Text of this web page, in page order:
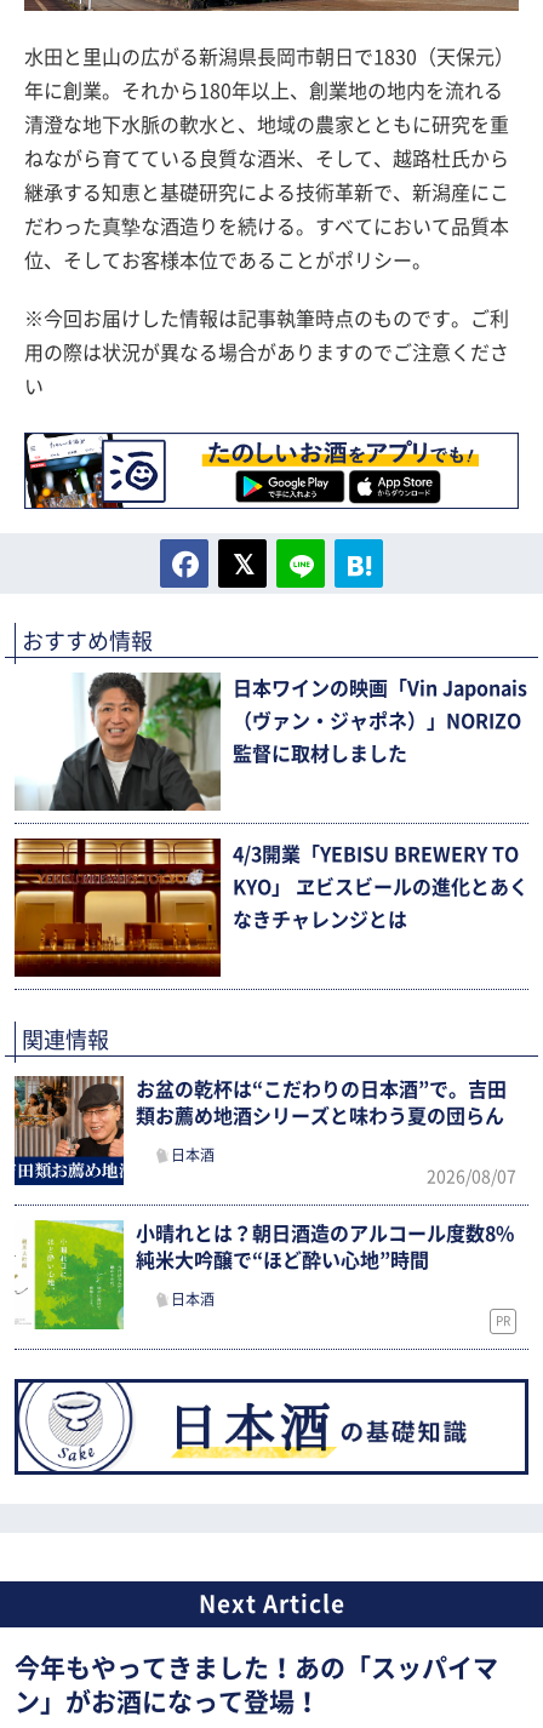
水田と里山の広がる新潟県長岡市朝日で1830（天保元）
年に創業。それから180年以上、創業地の地内を流れる
清澄な地下水脈の軟水と、地域の農家とともに研究を重
ねながら育てている良質な酒米、そして、越路杜氏から
継承する知恵と基礎研究による技術革新で、新潟産にこ
だわった真摯な酒造りを続ける。すべてにおいて品質本
位、そしてお客様本位であることがポリシー。
※今回お届けした情報は記事執筆時点のものです。ご利
用の際は状況が異なる場合がありますのでご注意くださ
い
おすすめ情報
日本ワインの映画「Vin Japonais
（ヴァン・ジャポネ）」NORIZO
監督に取材しました
4/3開業「YEBISU BREWERY TO
KYO」 ヱビスビールの進化とあく
なきチャレンジとは
関連情報
お盆の乾杯は“こだわりの日本酒”で。吉田
類お薦め地酒シリーズと味わう夏の団らん
日本酒
2026/08/07
小晴れとは？朝日酒造のアルコール度数8%
純米大吟醸で“ほど酔い心地”時間
日本酒
PR
今年もやってきました！あの「スッパイマ
ン」がお酒になって登場！